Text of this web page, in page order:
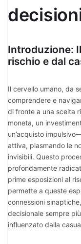
Introduzione:
rischio e dal
Il cervello umano, da
comprendere e
di fronte a una scelta
moneta, un
un’acquisto
attiva, plasmando le
invisibili. Questo
profondamente
prime esposizioni al
permette a queste
connessioni
decisionale sempre
influenzato dalla